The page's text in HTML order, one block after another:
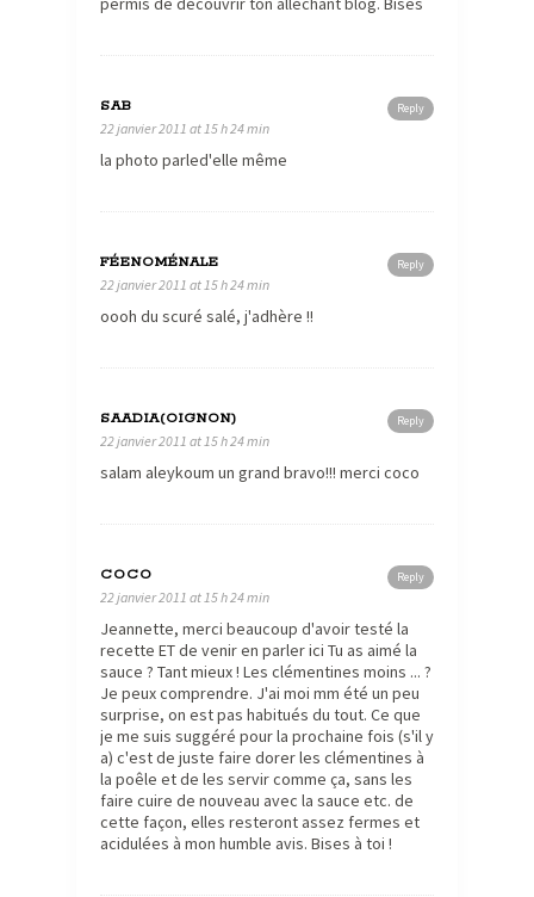
Reply
SAB
22 janvier 2011 at 15 h 24 min
la photo parled'elle même
Reply
FÉENOMÉNALE
22 janvier 2011 at 15 h 24 min
oooh du scuré salé, j'adhère !!
Reply
SAADIA(OIGNON)
22 janvier 2011 at 15 h 24 min
salam aleykoum un grand bravo!!! merci coco
Reply
COCO
22 janvier 2011 at 15 h 24 min
Jeannette, merci beaucoup d'avoir testé la
recette ET de venir en parler ici Tu as aimé la
sauce ? Tant mieux ! Les clémentines moins ... ?
Je peux comprendre. J'ai moi mm été un peu
surprise, on est pas habitués du tout. Ce que
je me suis suggéré pour la prochaine fois (s'il y
a) c'est de juste faire dorer les clémentines à
la poêle et de les servir comme ça, sans les
faire cuire de nouveau avec la sauce etc. de
cette façon, elles resteront assez fermes et
acidulées à mon humble avis. Bises à toi !